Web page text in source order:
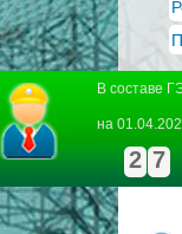
В составе
на
2 7